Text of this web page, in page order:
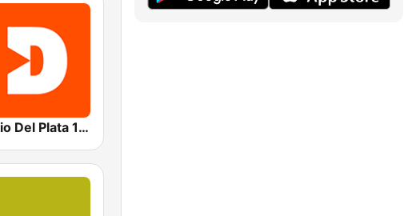
Radio Del Plata 1030 AM